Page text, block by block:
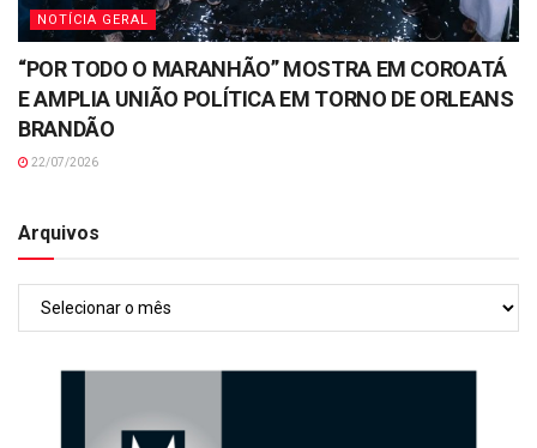
NOTÍCIA GERAL
“POR TODO O MARANHÃO” MOSTRA EM COROATÁ
E AMPLIA UNIÃO POLÍTICA EM TORNO DE ORLEANS
BRANDÃO
22/07/2026
Arquivos
Arquivos